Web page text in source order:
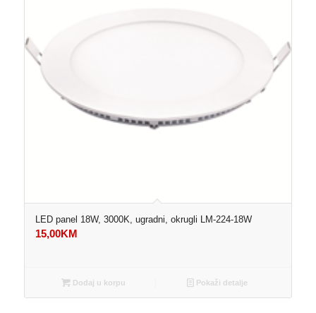
LED panel 18W, 3000K, ugradni, okrugli LM-224-18W
15,00KM
Dodaj u korpu Pokaži detalje